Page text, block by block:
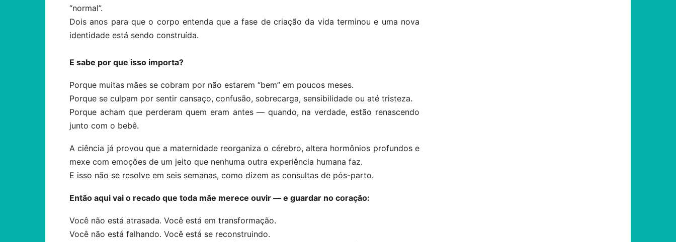
“normal”.
Dois anos para que o corpo entenda que a fase de criação da vida terminou e uma nova
identidade está sendo construída.
E sabe por que isso importa?
Porque muitas mães se cobram por não estarem “bem” em poucos meses.
Porque se culpam por sentir cansaço, confusão, sobrecarga, sensibilidade ou até tristeza.
Porque acham que perderam quem eram antes — quando, na verdade, estão renascendo
junto com o bebê.
A ciência já provou que a maternidade reorganiza o cérebro, altera hormônios profundos e
mexe com emoções de um jeito que nenhuma outra experiência humana faz.
E isso não se resolve em seis semanas, como dizem as consultas de pós-parto.
Então aqui vai o recado que toda mãe merece ouvir — e guardar no coração:
Você não está atrasada. Você está em transformação.
Você não está falhando. Você está se reconstruindo.